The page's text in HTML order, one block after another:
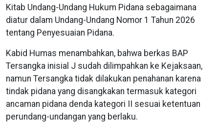
Kitab Undang-Undang Hukum Pidana sebagaimana
diatur dalam Undang-Undang Nomor 1 Tahun 2026
tentang Penyesuaian Pidana.
Kabid Humas menambahkan, bahwa berkas BAP
Tersangka inisial J sudah dilimpahkan ke Kejaksaan,
namun Tersangka tidak dilakukan penahanan karena
tindak pidana yang disangkakan termasuk kategori
ancaman pidana denda kategori II sesuai ketentuan
perundang-undangan yang berlaku.